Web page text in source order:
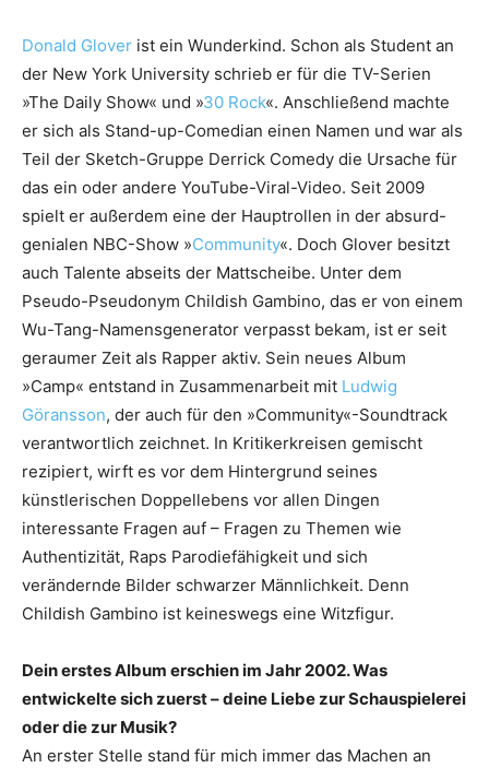
Donald Glover ist ein Wunderkind. Schon als Student an
der New York University schrieb er für die TV-Serien
»The Daily Show« und »30 Rock«. Anschließend machte
er sich als Stand-up-Comedian einen Namen und war als
Teil der Sketch-Gruppe Derrick Comedy die Ursache für
das ein oder andere YouTube-Viral-Video. Seit 2009
spielt er außerdem eine der Hauptrollen in der absurd-
genialen NBC-Show »Community«. Doch Glover besitzt
auch Talente abseits der Mattscheibe. Unter dem
Pseudo-Pseudonym Childish Gambino, das er von einem
Wu-Tang-Namensgenerator verpasst bekam, ist er seit
geraumer Zeit als Rapper aktiv. Sein neues Album
»Camp« entstand in Zusammenarbeit mit Ludwig
Göransson, der auch für den »Community«-Soundtrack
verantwortlich zeichnet. In Kritikerkreisen gemischt
rezipiert, wirft es vor dem Hintergrund seines
künstlerischen Doppellebens vor allen Dingen
interessante Fragen auf – Fragen zu Themen wie
Authentizität, Raps Parodiefähigkeit und sich
verändernde Bilder schwarzer Männlichkeit. Denn
Childish Gambino ist keineswegs eine Witzfigur.
Dein erstes Album erschien im Jahr 2002. Was
entwickelte sich zuerst – deine Liebe zur Schauspielerei
oder die zur Musik?
An erster Stelle stand für mich immer das Machen an